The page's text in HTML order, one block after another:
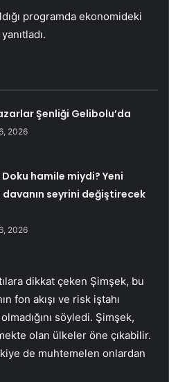
programda ekonomideki
Şenliği Gelibolu’da
2026
hamile miydi? Yeni
davanın seyrini değiştirecek
2026
dikkat çeken Şimşek, bu
fon akışı ve risk iştahı
söyledi. Şimşek,
olan ülkeler öne çıkabilir.
de muhtemelen onlardan